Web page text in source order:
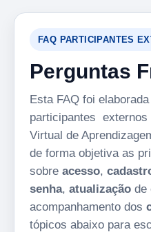
FAQ PARTICIPANTES
Perguntas
Esta FAQ foi
participantes externos
Virtual de
de forma objetiva as
sobre acesso,
senha, atualização de
acompanhamento dos
tópicos abaixo para